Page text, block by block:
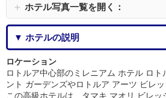
＋ ホテル写真一覧を開く：
▼ ホテルの説明
ロケーション
ロトルア中心部のミレニアム ホテル ロト
ント ガーデンズやロトルア アーツ ビレッ
この高級ホテルは、タマキ マオリ ビレ